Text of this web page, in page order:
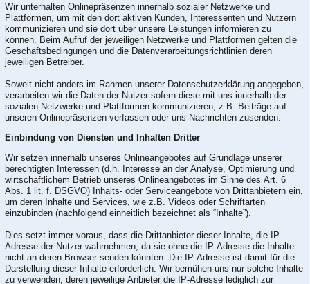
Wir unterhalten Onlinepräsenzen innerhalb sozialer Netzwerke und
Plattformen, um mit den dort aktiven Kunden, Interessenten und Nutzern
kommunizieren und sie dort über unsere Leistungen informieren zu
können. Beim Aufruf der jeweiligen Netzwerke und Plattformen gelten die
Geschäftsbedingungen und die Datenverarbeitungsrichtlinien deren
jeweiligen Betreiber.
Soweit nicht anders im Rahmen unserer Datenschutzerklärung angegeben,
verarbeiten wir die Daten der Nutzer sofern diese mit uns innerhalb der
sozialen Netzwerke und Plattformen kommunizieren, z.B. Beiträge auf
unseren Onlinepräsenzen verfassen oder uns Nachrichten zusenden.
Einbindung von Diensten und Inhalten Dritter
Wir setzen innerhalb unseres Onlineangebotes auf Grundlage unserer
berechtigten Interessen (d.h. Interesse an der Analyse, Optimierung und
wirtschaftlichem Betrieb unseres Onlineangebotes im Sinne des Art. 6
Abs. 1 lit. f. DSGVO) Inhalts- oder Serviceangebote von Drittanbietern ein,
um deren Inhalte und Services, wie z.B. Videos oder Schriftarten
einzubinden (nachfolgend einheitlich bezeichnet als “Inhalte”).
Dies setzt immer voraus, dass die Drittanbieter dieser Inhalte, die IP-
Adresse der Nutzer wahrnehmen, da sie ohne die IP-Adresse die Inhalte
nicht an deren Browser senden könnten. Die IP-Adresse ist damit für die
Darstellung dieser Inhalte erforderlich. Wir bemühen uns nur solche Inhalte
zu verwenden, deren jeweilige Anbieter die IP-Adresse lediglich zur